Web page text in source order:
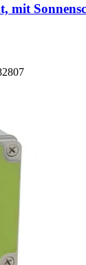
mit